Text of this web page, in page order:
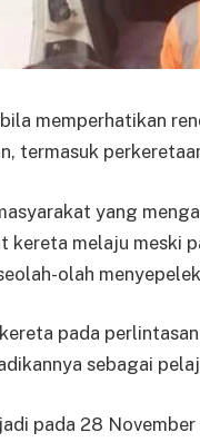
memperhatikan
termasuk
yang
kereta melaju meski
olah
pada
sebagai
pada 28